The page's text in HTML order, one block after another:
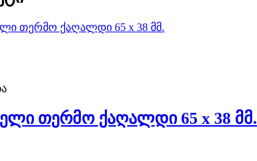
თერმო ქაღალდი 65 x 38 მმ.